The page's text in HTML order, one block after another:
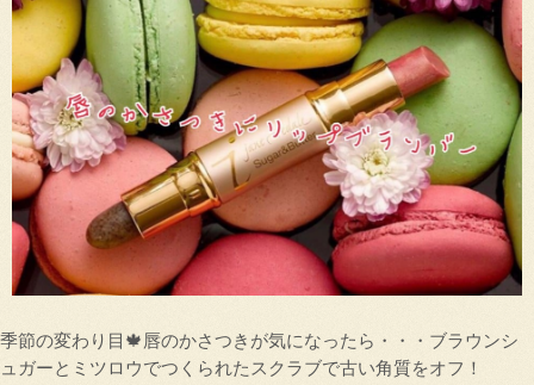
季節の変わり目🍁唇のかさつきが気になったら・・・ブラウンシ
ュガーとミツロウでつくられたスクラブで古い角質をオフ！